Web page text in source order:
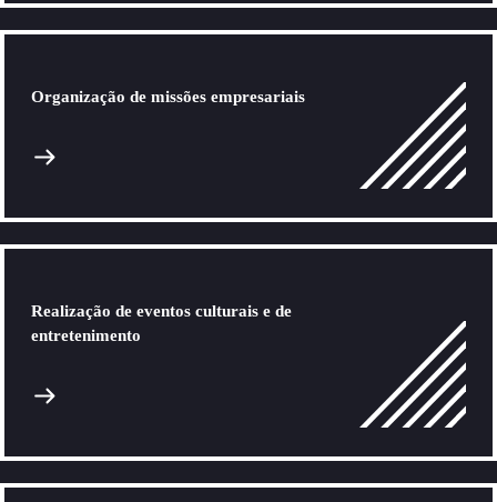
Organização de missões empresariais
Realização de eventos culturais e de
entretenimento